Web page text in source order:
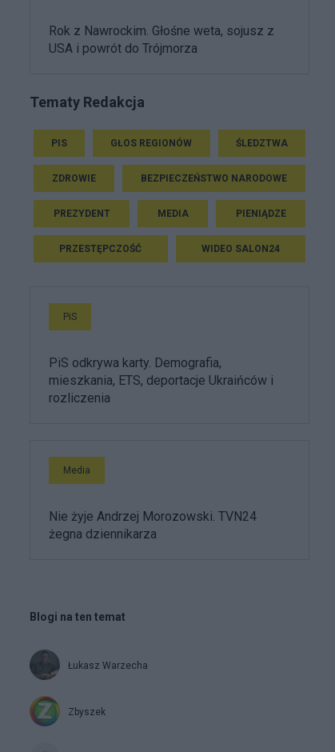
Rok z Nawrockim. Głośne weta, sojusz z
USA i powrót do Trójmorza
Tematy Redakcja
PIS GŁOS REGIONÓW ŚLEDZTWA
ZDROWIE BEZPIECZEŃSTWO NARODOWE
PREZYDENT MEDIA PIENIĄDZE
PRZESTĘPCZOŚĆ WIDEO SALON24
PiS
PiS odkrywa karty. Demografia,
mieszkania, ETS, deportacje Ukraińców i
rozliczenia
Media
Nie żyje Andrzej Morozowski. TVN24
żegna dziennikarza
Blogi na ten temat
Łukasz Warzecha
Zbyszek